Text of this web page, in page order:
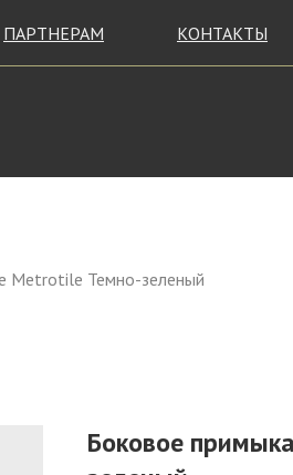
КОНТАКТЫ
ПАРТНЕРАМ
Metrotile Темно-зеленый
Боковое